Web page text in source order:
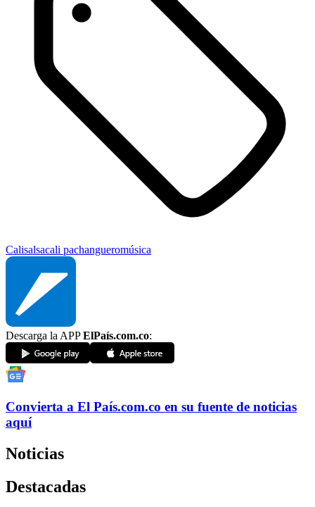
Calisalsacali pachangueromúsica
Descarga la APPElPaís.com.co:
Convierta a El País.com.co en su fuente de noticias
aquí
Noticias
Destacadas